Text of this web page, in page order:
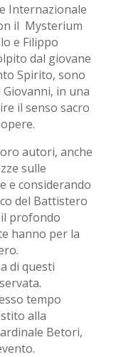
Internazionale
il Mysterium
e Filippo
dal giovane
Spirito, sono
in una
il senso sacro
autori, anche
sulle
e considerando
del Battistero
il profondo
hanno per la
di questi
tempo
alla
Betori,